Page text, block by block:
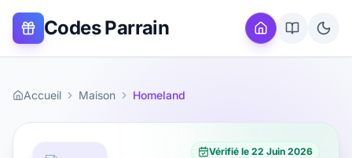
Codes Parrain
Accueil Maison Homeland
Vérifié le 22 Juin 2026